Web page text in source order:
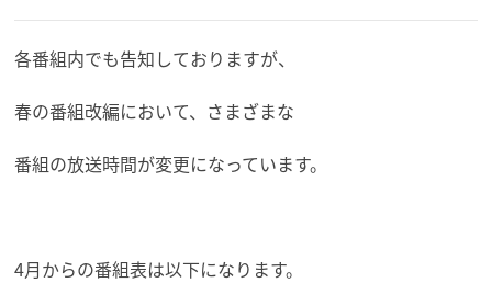
各番組内でも告知しておりますが、
春の番組改編において、さまざまな
番組の放送時間が変更になっています。
4月からの番組表は以下になります。